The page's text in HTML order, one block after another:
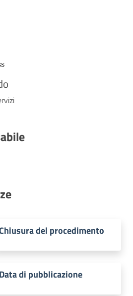
del procedimento
Data di pubblicazione